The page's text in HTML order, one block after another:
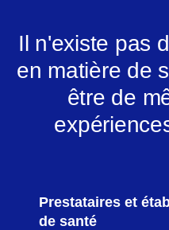
Il n'existe pas
en matière de
être de
Prestataires et
de santé